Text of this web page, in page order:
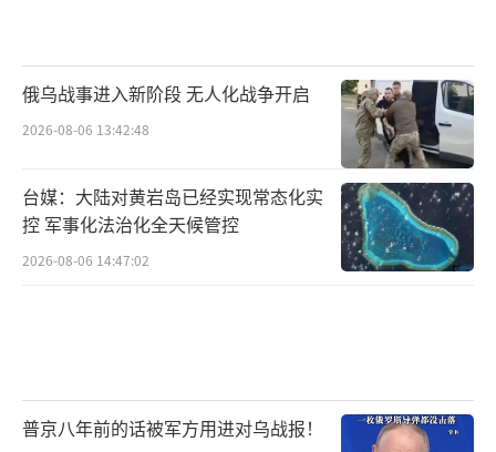
俄乌战事进入新阶段 无人化战争开启
2026-08-06 13:42:48
台媒：大陆对黄岩岛已经实现常态化实
控 军事化法治化全天候管控
2026-08-06 14:47:02
普京八年前的话被军方用进对乌战报！